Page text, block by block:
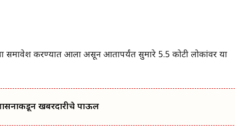
समावेश करण्यात आला असून आतापर्यंत सुमारे 5.5 कोटी लोकांवर या
खबरदारीचे पाऊल